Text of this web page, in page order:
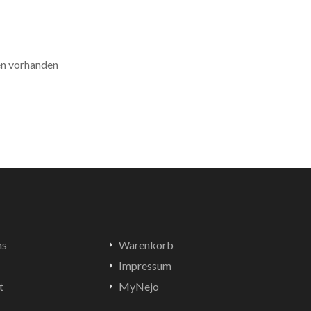
vorhanden
Warenkorb
Impressum
MyNejo